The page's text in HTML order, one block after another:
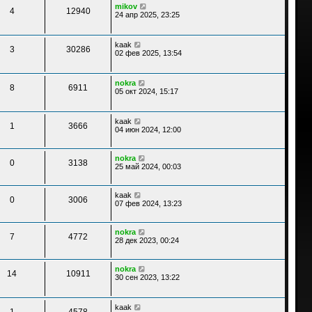
4 12940
mikov
24 апр 2025, 23:25
3 30286
kaak
02 фев 2025, 13:54
8 6911
nokra
05 окт 2024, 15:17
1 3666
kaak
04 июн 2024, 12:00
0 3138
nokra
25 май 2024, 00:03
0 3006
kaak
07 фев 2024, 13:23
7 4772
nokra
28 дек 2023, 00:24
14 10911
nokra
30 сен 2023, 13:22
kaak